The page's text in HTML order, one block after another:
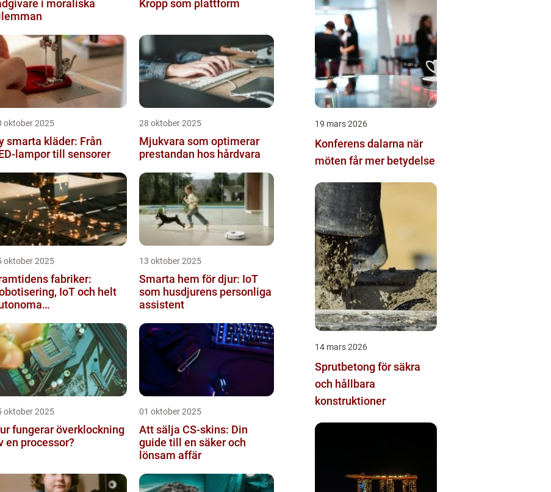
i moraliska
Kropp som plattform
oktober 2025
smarta kläder: Från
lampor till sensorer
28 oktober 2025
Mjukvara som optimerar
prestandan hos hårdvara
oktober 2025
fabriker:
IoT och helt
13 oktober 2025
Smarta hem för djur: IoT
som husdjurens personliga
assistent
oktober 2025
fungerar överklockning
en processor?
01 oktober 2025
Att sälja CS-skins: Din
guide till en säker och
lönsam affär
19 mars 2026
Konferens dalarna när
möten får mer betydelse
14 mars 2026
Sprutbetong för säkra
och hållbara
konstruktioner